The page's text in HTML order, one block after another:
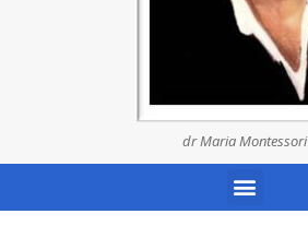
dr Maria Montessori